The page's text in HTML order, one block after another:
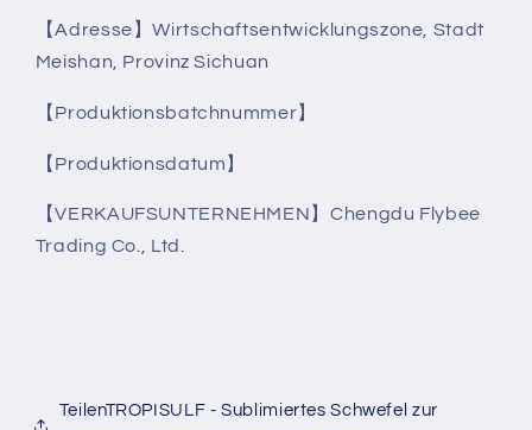
【Adresse】Wirtschaftsentwicklungszone, Stadt
Meishan, Provinz Sichuan
【Produktionsbatchnummer】
【Produktionsdatum】
【VERKAUFSUNTERNEHMEN】Chengdu Flybee
Trading Co., Ltd.
TeilenTROPISULF - Sublimiertes Schwefel zur